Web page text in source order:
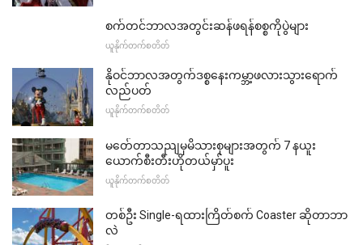
စက်တင်ဘာလအတွင်းဆန်ဖရန်စစ္စကိုပွဲများ
ယူနိုက်တက်စတိတ်
နိုဝင်ဘာလအတွက်ဒစ္စနေးကမ္ဘာ့ဖလားသွားရောက်
လည်ပတ်
ယူနိုက်တက်စတိတ်
မတ်ေတာသညျမှမိသားစုများအတွက် 7 နယူး
ယောက်စီးတီးဟိုတယ်မှာ်ပူး
ယူနိုက်တက်စတိတ်
တစ်ဦး Single-ရထားကြိတ်စက် Coaster ဆိုတာဘာ
လဲ